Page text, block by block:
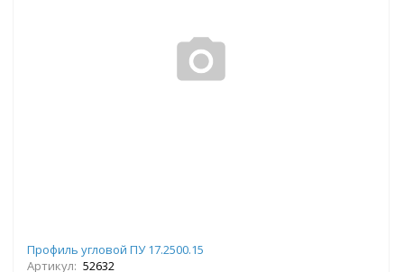
Профиль угловой ПУ 17.2500.15
Артикул: 52632